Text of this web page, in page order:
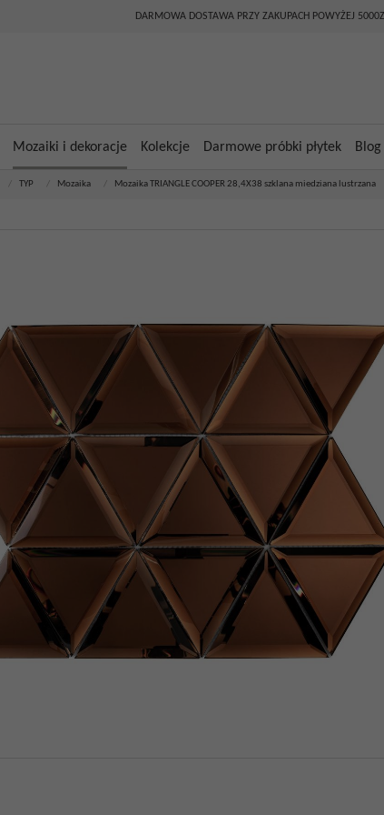
DARMOWA DOSTAWA PRZY ZAKUPACH POWYŻEJ
Mozaiki i dekoracje Kolekcje Darmowe próbki płytek Blog
TYP Mozaika Mozaika TRIANGLE COOPER 28,4X38 szklana miedziana lustrzana